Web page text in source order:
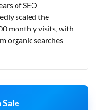
of SEO
scaled the
monthly visits, with
organic searches
Sale